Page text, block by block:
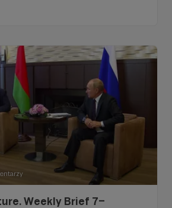
Weekly Brief 7–